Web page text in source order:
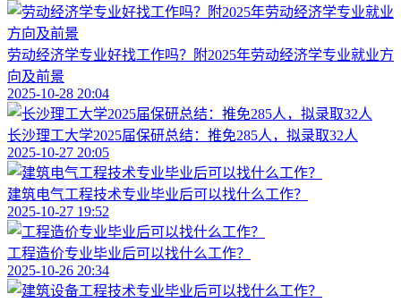
劳动经济学专业好找工作吗？附2025年劳动经济学专业就业方
向及前景
2025-10-28 20:04
长沙理工大学2025届保研总结：推免285人，拟录取32人
2025-10-27 20:05
建筑电气工程技术专业毕业后可以找什么工作？
2025-10-27 19:52
工程造价专业毕业后可以找什么工作？
2025-10-26 20:34